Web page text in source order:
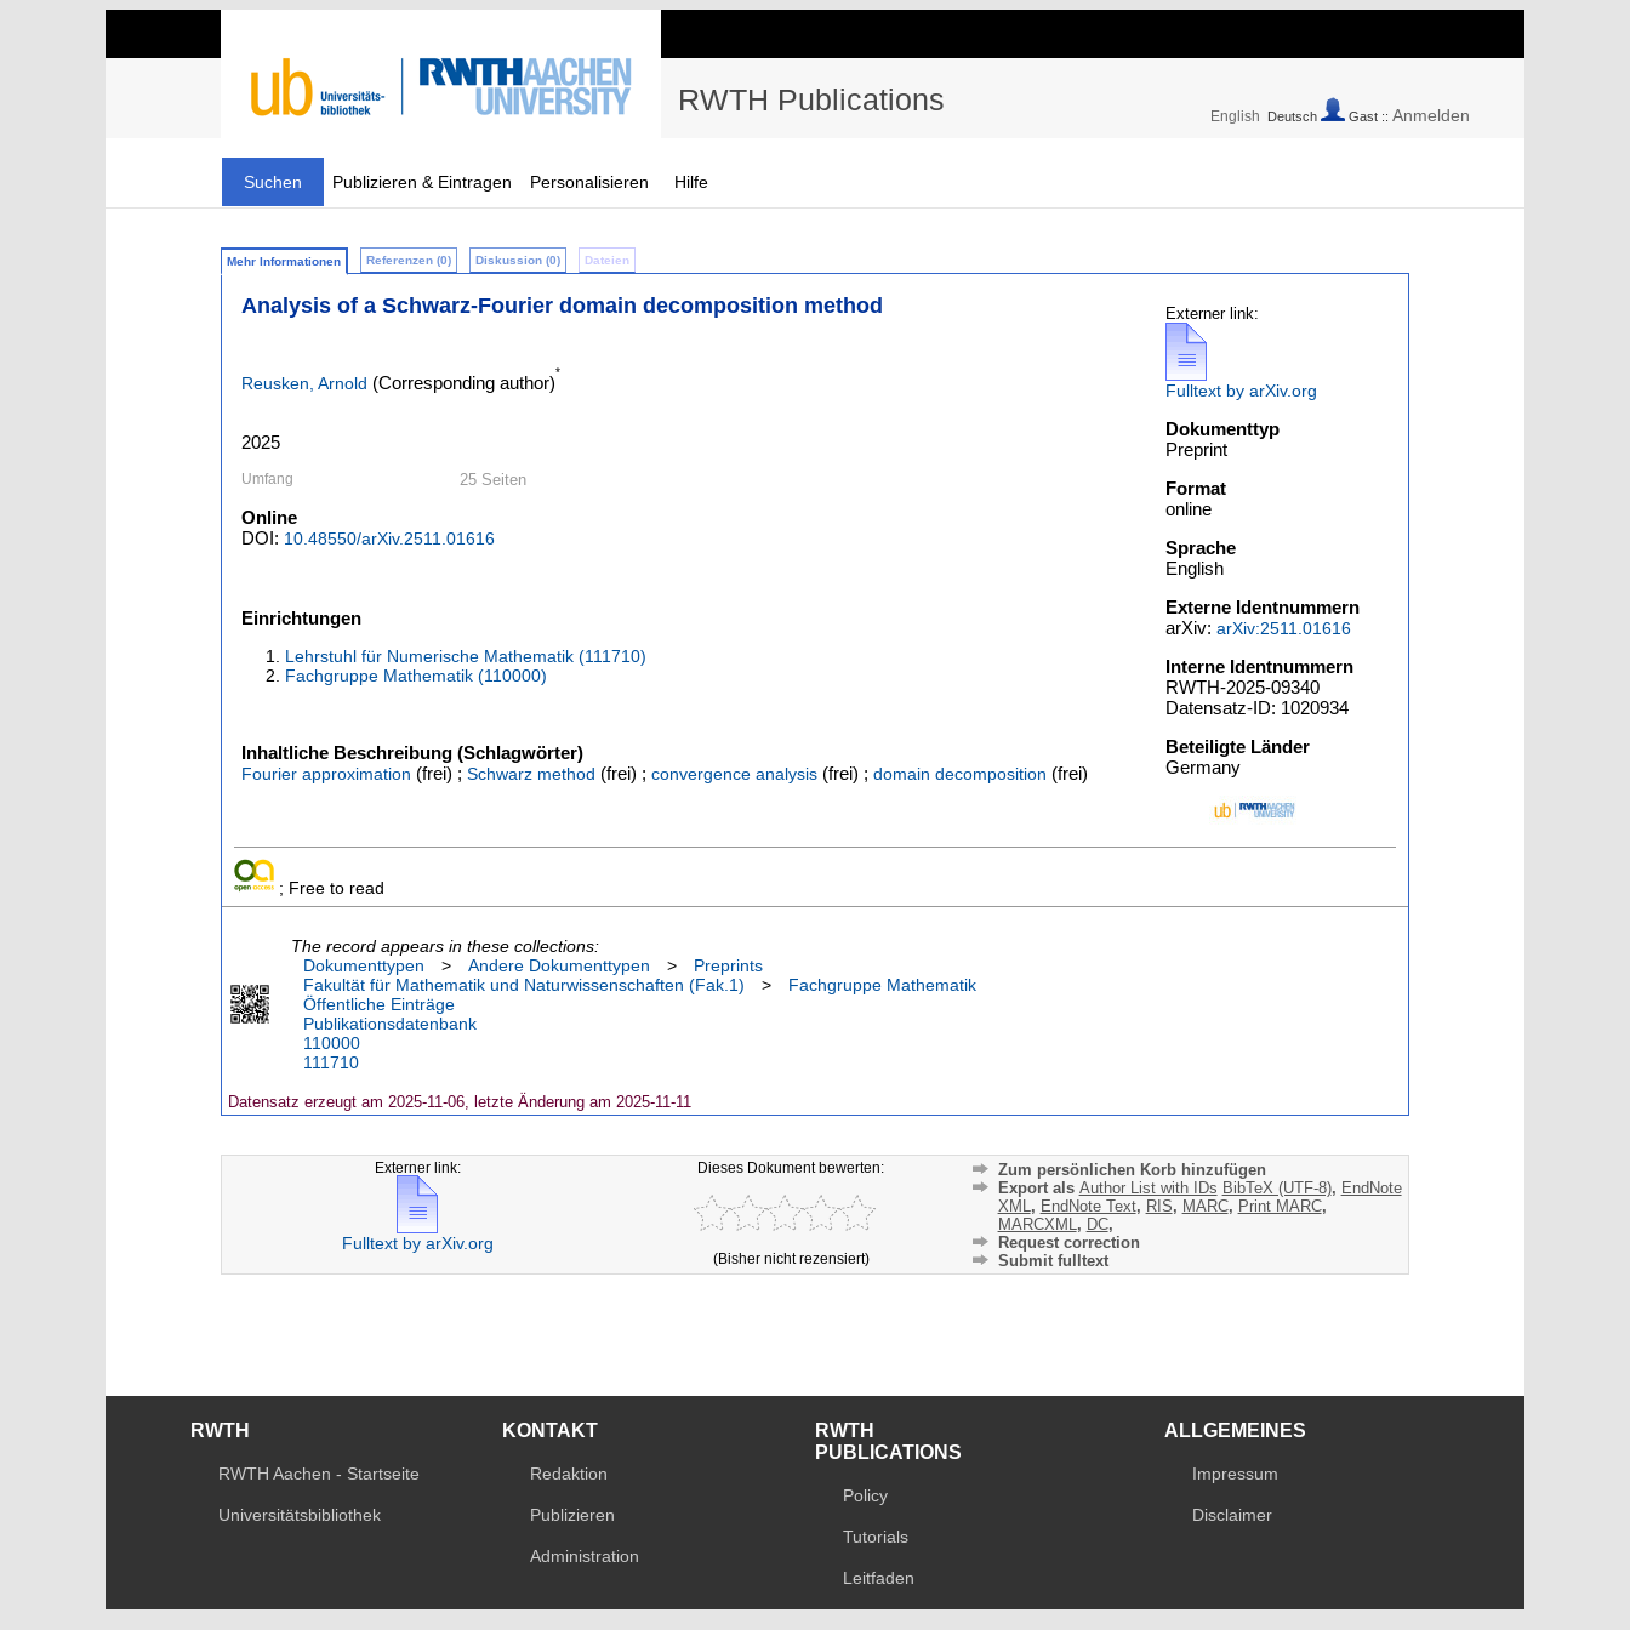
RWTH Publications English Deutsch Gast :: Anmelden
Suchen Publizieren & Eintragen Personalisieren Hilfe
Mehr Informationen Referenzen (0) Diskussion (0) Dateien
Analysis of a Schwarz-Fourier domain decomposition method
Reusken, Arnold (Corresponding author)
*
2025
Umfang 25 Seiten
Online
DOI: 10.48550/arXiv.2511.01616
Einrichtungen
Lehrstuhl für Numerische Mathematik (111710)
Fachgruppe Mathematik (110000)
Inhaltliche Beschreibung (Schlagwörter)
Fourier approximation (frei) ; Schwarz method (frei) ; convergence analysis (frei) ; domain decomposition (frei)
Externer link:
Fulltext by arXiv.org
Dokumenttyp
Preprint
Format
online
Sprache
English
Externe Identnummern
arXiv:arXiv:2511.01616
Interne Identnummern
RWTH-2025-09340
Datensatz-ID: 1020934
Beteiligte Länder
Germany
; Free to read
The record appears in these collections:
Dokumenttypen
> Andere Dokumenttypen >
Preprints
Fakultät für Mathematik und Naturwissenschaften (Fak.1)
>
Fachgruppe Mathematik
Öffentliche Einträge
Publikationsdatenbank
110000
111710
Datensatz erzeugt am 2025-11-06, letzte Änderung am 2025-11-11
Externer link:
Fulltext by arXiv.org
Dieses Dokument bewerten:
(Bisher nicht rezensiert)
Zum persönlichen Korb hinzufügen
Export als Author List with IDs BibTeX (UTF-8), EndNote
XML , EndNote Text, RIS, MARC, Print MARC,
MARCXML , DC,
Request correction
Submit fulltext
RWTH
RWTH Aachen - Startseite
Universitätsbibliothek
KONTAKT
Redaktion
Publizieren
Administration
RWTH
PUBLICATIONS
Policy
Tutorials
Leitfaden
ALLGEMEINES
Impressum
Disclaimer